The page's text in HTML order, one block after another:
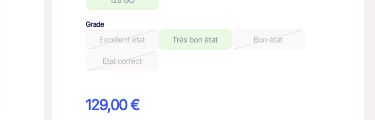
Grade
Excellent état Très bon état Bon état
État correct
129,00 €